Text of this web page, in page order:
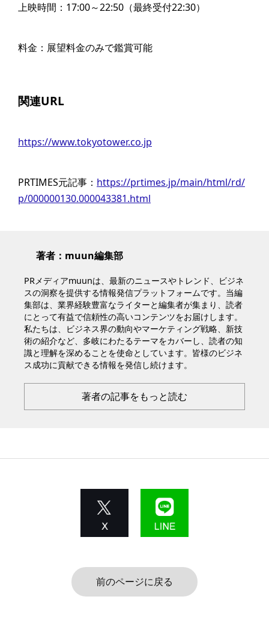
上映時間：17:00～22:50（最終受付22:30）
料金：展望料金のみで鑑賞可能
関連URL
https://www.tokyotower.co.jp
PRTIMES元記事： https://prtimes.jp/main/html/rd/
p/000000130.000043381.html
著者：muun編集部
PRメディアmuunは、最新のニュースやトレンド、ビジネ
スの洞察を提供する情報発信プラットフォームです。当編
集部は、業界経験豊富なライターと編集者が集まり、読者
にとって有益で信頼性の高いコンテンツをお届けします。
私たちは、ビジネス界の動向やマーケティング戦略、新技
術の紹介など、多岐にわたるテーマをカバーし、読者の知
識と理解を深めることを使命としています。皆様のビジネ
ス成功に貢献できる情報を発信し続けます。
著者の記事をもっと読む
前のページに戻る